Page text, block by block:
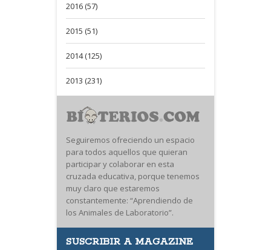
2016 (57)
2015 (51)
2014 (125)
2013 (231)
Seguiremos ofreciendo un espacio
para todos aquellos que quieran
participar y colaborar en esta
cruzada educativa, porque tenemos
muy claro que estaremos
constantemente: “Aprendiendo de
los Animales de Laboratorio”.
SUSCRIBIR A MAGAZINE